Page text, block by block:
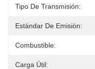
Tipo De Transmisión:
Estándar De Emisión:
Combustible:
Carga Útil: